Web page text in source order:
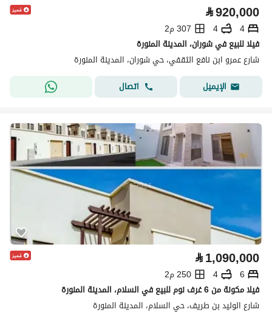
⃁920,000
4
4
307 م2
فيلا للبيع في شوران، المدينة المنورة
شارع عمرو ابن نافع الثقفي، حي شوران، المدينة المنورة
الإيميل
اتصال
⃁1,090,000
6
4
250 م2
فيلا مكونة من 6 غرف نوم للبيع في السلام، المدينة المنورة
شارع الوليد بن طريف، حي السلام، المدينة المنورة